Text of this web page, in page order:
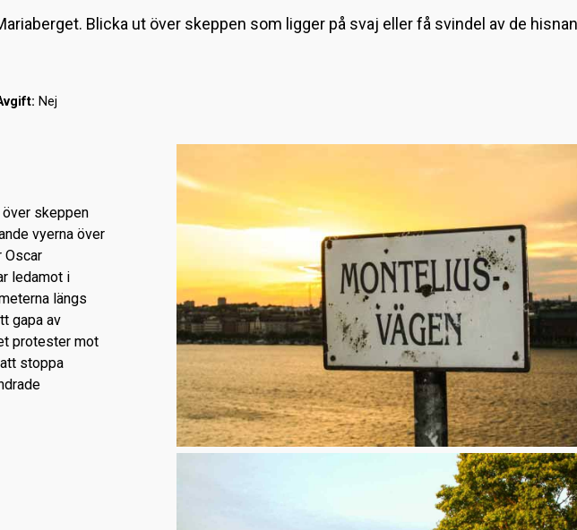
Blicka ut över skeppen som ligger på svaj eller få svindel av de
Nej
skeppen
vyerna över
Oscar
ledamot i
längs
gapa av
protester mot
stoppa